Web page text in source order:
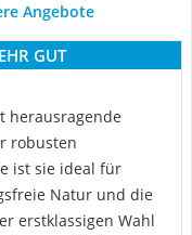
Angebote
GUT
herausragende
robusten
ist sie ideal für
Natur und die
erstklassigen Wahl